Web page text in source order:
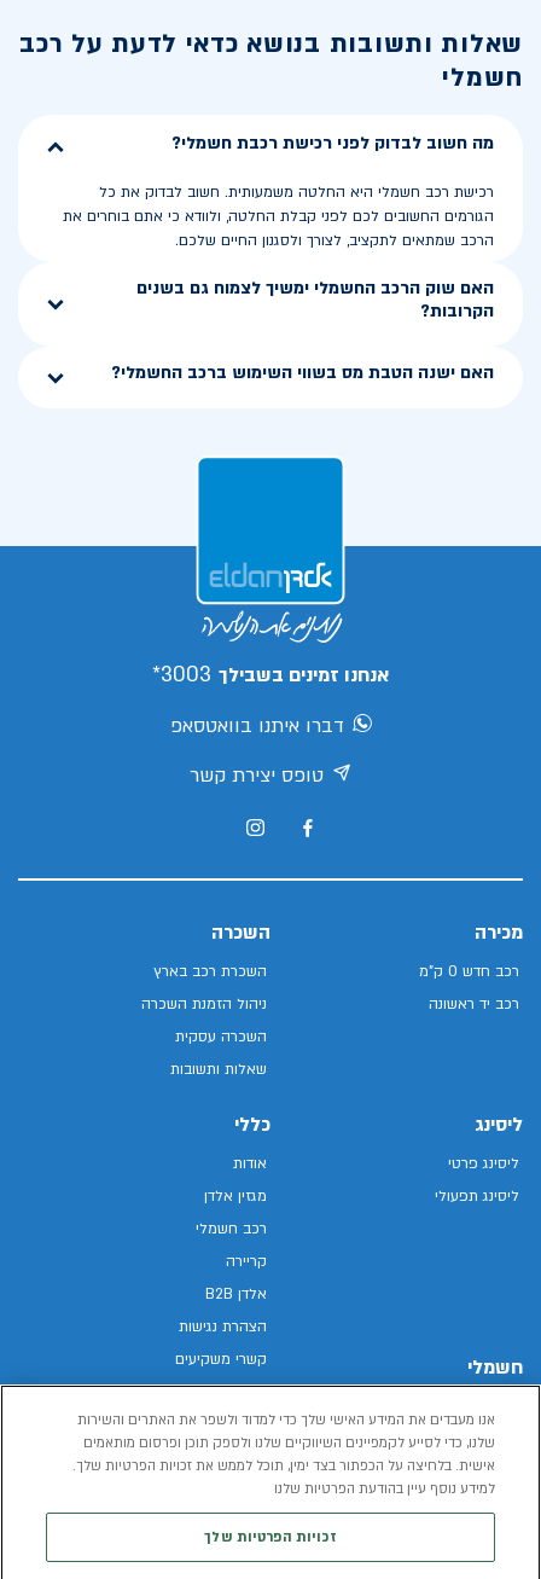
שאלות ותשובות בנושא כדאי לדעת על רכב
חשמלי
מה חשוב לבדוק לפני רכישת רכבת חשמלי?
רכישת רכב חשמלי היא החלטה משמעותית. חשוב לבדוק את כל
הגורמים החשובים לכם לפני קבלת החלטה, ולוודא כי אתם בוחרים את
הרכב שמתאים לתקציב, לצורך ולסגנון החיים שלכם.
האם שוק הרכב החשמלי ימשיך לצמוח גם בשנים
הקרובות?
האם ישנה הטבת מס בשווי השימוש ברכב החשמלי?
אנחנו זמינים בשבילך 3003*
דברו איתנו בוואטסאפ
טופס יצירת קשר
מכירה
רכב חדש 0 ק"מ
רכב יד ראשונה
השכרה
השכרת רכב בארץ
ניהול הזמנת השכרה
השכרה עסקית
שאלות ותשובות
ליסינג
ליסינג פרטי
ליסינג תפעולי
חשמלי
רכב חשמלי
הכל על רכב חשמלי
כללי
אודות
מגזין אלדן
רכב חשמלי
קריירה
אלדן B2B
הצהרת נגישות
קשרי משקיעים
מפת האתר
מדיניות פרטיות
תנאי שימוש
אנו מעבדים את המידע האישי שלך כדי למדוד ולשפר את האתרים והשירות
שלנו, כדי לסייע לקמפיינים השיווקיים שלנו ולספק תוכן ופרסום מותאמים
אישית. בלחיצה על הכפתור בצד ימין, תוכל לממש את זכויות הפרטיות שלך.
למידע נוסף עיין בהודעת הפרטיות שלנו
זכויות הפרטיות שלך